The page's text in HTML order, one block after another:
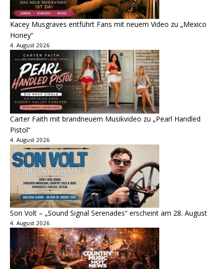
Kacey Musgraves entführt Fans mit neuem Video zu „Mexico
Honey“
4. August 2026
Carter Faith mit brandneuem Musikvideo zu „Pearl Handled
Pistol“
4. August 2026
Son Volt – „Sound Signal Serenades“ erscheint am 28. August
4. August 2026